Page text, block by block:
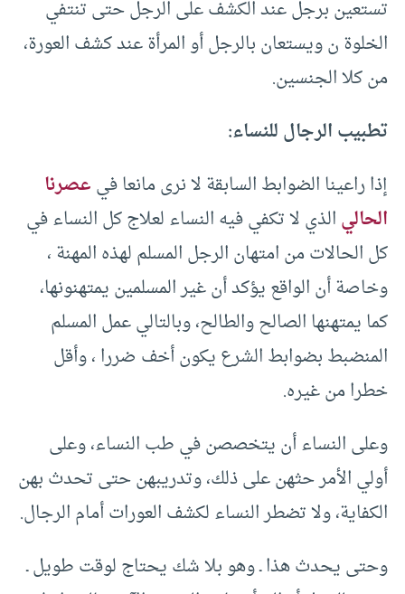
تستعين برجل عند الكشف على الرجل حتى تنتفي
الخلوة ن ويستعان بالرجل أو المرأة عند كشف العورة،
من كلا الجنسين.
تطبيب الرجال للنساء:
إذا راعينا الضوابط السابقة لا نرى مانعا فيعصرنا
الحاليالذي لا تكفي فيه النساء لعلاج كل النساء في
كل الحالات من امتهان الرجل المسلم لهذه المهنة ،
وخاصة أن الواقع يؤكد أن غير المسلمين يمتهنونها،
كما يمتهنها الصالح والطالح، وبالتالي عمل المسلم
المنضبط بضوابط الشرع يكون أخف ضررا ، وأقل
خطرا من غيره.
وعلى النساء أن يتخصصن في طب النساء، وعلى
أولي الأمر حثهن على ذلك، وتدريبهن حتى تحدث بهن
الكفاية، ولا تضطر النساء لكشف العورات أمام الرجال.
وحتى يحدث هذا ـ وهو بلا شك يحتاج لوقت طويل ـ